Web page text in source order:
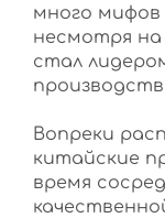
много мифов
несмотря
стал
производств
Вопреки
китайские
время